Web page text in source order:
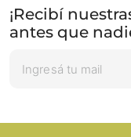
¡Recibí
antes que